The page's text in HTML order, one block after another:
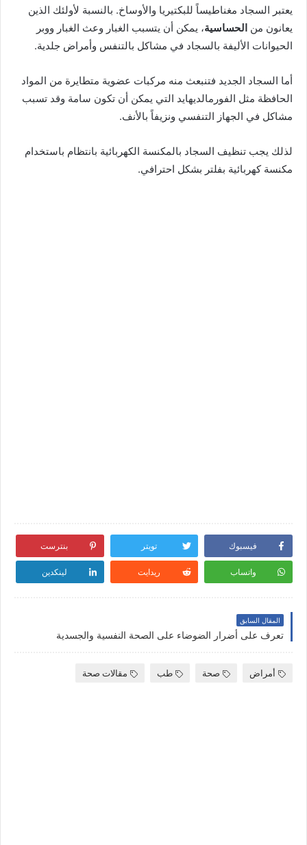
يعتبر السجاد مغناطيساً للبكتيريا والأوساخ. بالنسبة لأولئك الذين
يعانون من الحساسية، يمكن أن يتسبب الغبار وعث الغبار ووبر
الحيوانات الأليفة بالسجاد في مشاكل بالتنفس وأمراض جلدية.
أما السجاد الجديد فتنبعث منه مركبات عضوية متطايرة من المواد
الحافظة مثل الفورمالديهايد التي يمكن أن تكون سامة وقد تسبب
مشاكل في الجهاز التنفسي ونزيفاً بالأنف.
لذلك يجب تنظيف السجاد بالمكنسة الكهربائية بانتظام باستخدام
مكنسة كهربائية بفلتر بشكل احترافي.
فيسبوك تويتر بنترست
واتساب ريدايت لينكدين
المقال السابق
تعرف على أضرار الضوضاء على الصحة النفسية والجسدية
أمراض صحة طب مقالات صحة